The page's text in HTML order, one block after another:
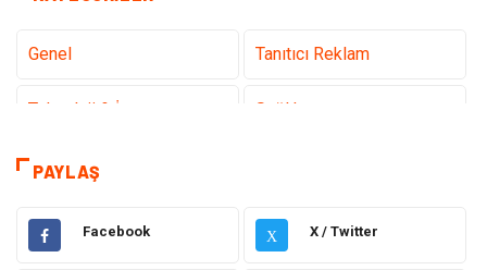
Genel Tanıtıcı Reklam
Teknoloji & İnternet Sağlık
Hizmet
Hukuk Emlak
PAYLAŞ
Facebook X X / Twitter